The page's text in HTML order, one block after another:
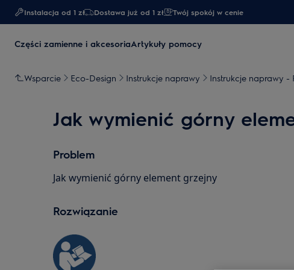
Instalacja od 1 zł Dostawa już od 1 zł​ Twój spokój w cenie
Części zamienne i akcesoriaArtykuły pomocy
Wsparcie Eco-Design Instrukcje naprawy Instrukcje naprawy -
Jak wymienić górny
Problem
Jak wymienić górny element grzejny
Rozwiązanie